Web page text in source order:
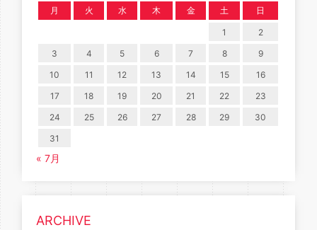
月 火 水 木 金 土 日
1
2
3
4 5 6 7 8
9
10
11 12 13 14 15
16
17
18 19 20 21 22
23
24
25 26 27 28 29
30
31
« 7月
ARCHIVE